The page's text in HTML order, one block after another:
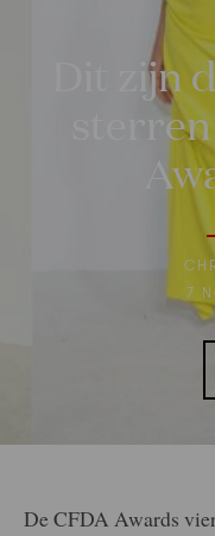
Dit zijn
7
De CFDA Awards